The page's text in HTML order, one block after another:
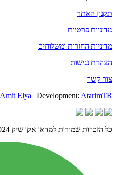
תקנון האתר
מדיניות פרטיות
מדיניות החזרות ומשלוחים
הצהרת נגישות
צור קשר
Amit Elya | Development: AtarimTR
כל הזכויות שמורות למדאו אקו שיק 2024 ©